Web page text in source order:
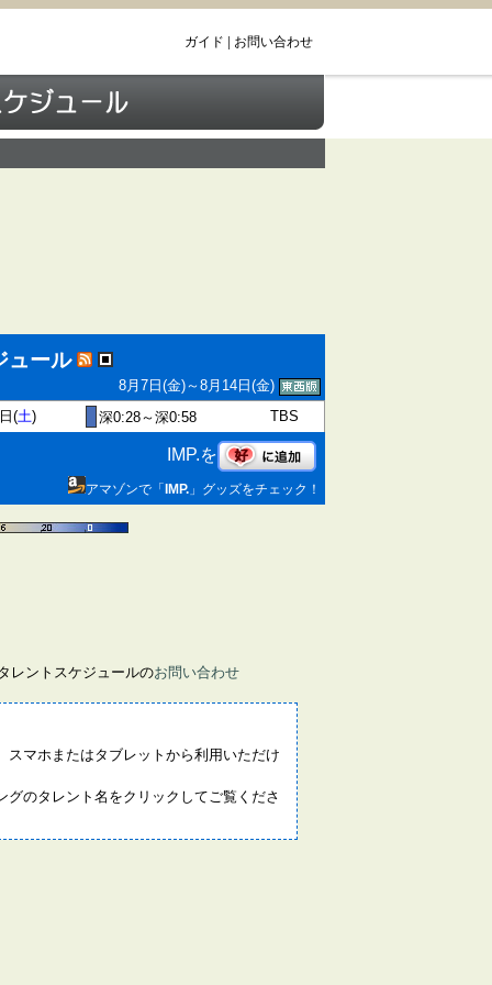
ガイド お問い合わせ
ュール
8月7日(金)～8月14日(金)
(土) 深0:28～深0:58 TBS
IMP.を
アマゾンで「 IMP. 」グッズをチェック！
レントスケジュールのお問い合わせ
マホまたはタブレットから利用いただけ
グのタレント名をクリックしてご覧くださ